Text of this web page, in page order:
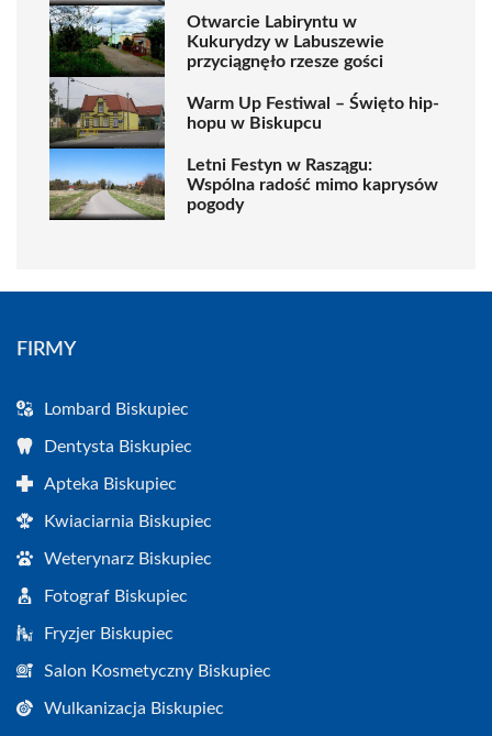
Otwarcie Labiryntu w
Kukurydzy w Labuszewie
przyciągnęło rzesze gości
Warm Up Festiwal – Święto hip-
hopu w Biskupcu
Letni Festyn w Raszągu:
Wspólna radość mimo kaprysów
pogody
FIRMY
Lombard Biskupiec
Dentysta Biskupiec
Apteka Biskupiec
Kwiaciarnia Biskupiec
Weterynarz Biskupiec
Fotograf Biskupiec
Fryzjer Biskupiec
Salon Kosmetyczny Biskupiec
Wulkanizacja Biskupiec